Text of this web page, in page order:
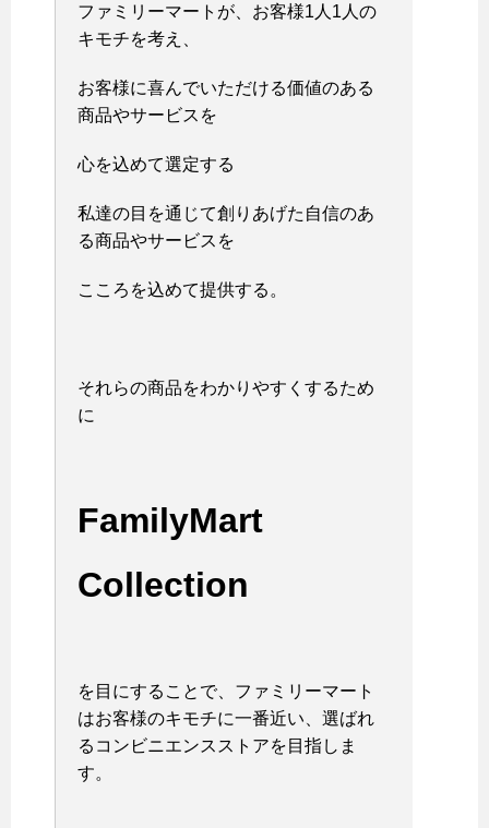
ファミリーマートが、お客様1人1人の
キモチを考え、
お客様に喜んでいただける価値のある
商品やサービスを
心を込めて選定する
私達の目を通じて創りあげた自信のあ
る商品やサービスを
こころを込めて提供する。
それらの商品をわかりやすくするため
に
FamilyMart
Collection
を目にすることで、ファミリーマート
はお客様のキモチに一番近い、選ばれ
るコンビニエンスストアを目指しま
す。